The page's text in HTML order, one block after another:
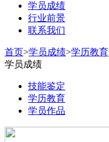
学员成绩
行业前景
联系我们
首页>学员成绩>学历教育
学员成绩
技能鉴定
学历教育
学员作品